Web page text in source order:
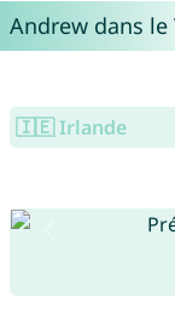
Andrew dans le
🇮🇪 Irlande